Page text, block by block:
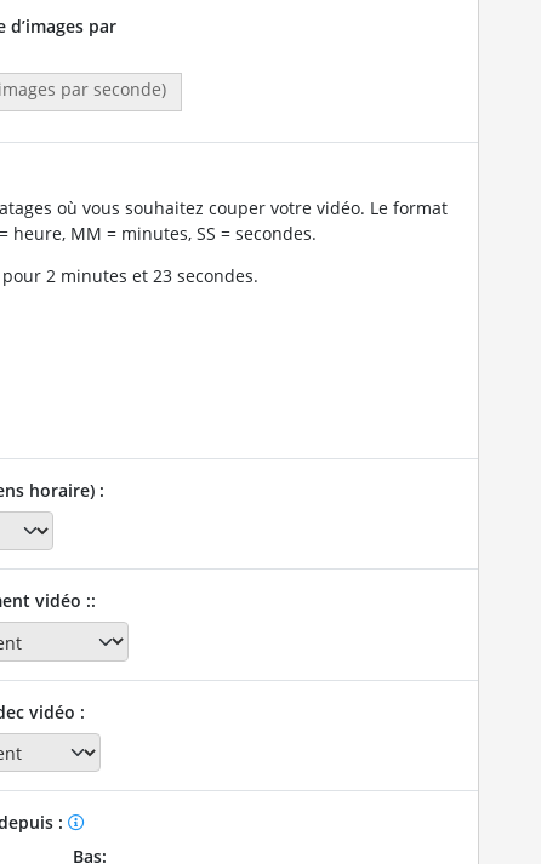
par
par seconde)
où vous souhaitez couper votre vidéo. Le format
heure, MM = minutes, SS = secondes.
2 minutes et 23 secondes.
horaire) :
vidéo ::
vidéo :
:
Bas: